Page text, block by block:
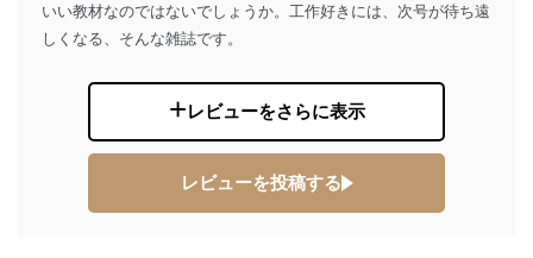
いい教材なのではないでしょうか。工作好きには、次号が待ち遠
しくなる、そんな雑誌です。
レビューをさらに表示
レビューを投稿する